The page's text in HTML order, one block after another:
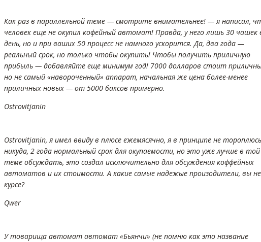
Как раз в параллельной теме — смотрите внимательнее! — я написал,
человек еще не окупил кофейный автомат! Правда, у него лишь 30 чашек
день, но и при ваших 50 процесс не намного ускорится. Да, два года —
реальный срок, но только чтобы окупить! Чтобы получить приличную
прибыль — добавляйте еще минимум год! 7000 долларов стоит
но не самый «навороченный» аппарат, начальная же цена более-менее
приличных новых — от 5000 баксов примерно.
Ostrovitjanin
Ostrovitjanin, я имел ввиду в плюсе ежемясячно, я в принципе не тороплюсь
никуда, 2 года нормальный срок для окупаемости, но это уже лучше в той
теме обсуждать, это создал исключительно для обсуждения коффейных
автоматов и их стоимости. А какие самые надежые произодители, вы
курсе?
Qwer
У товарища автомат автомат «Бьянчи» (не помню как это название